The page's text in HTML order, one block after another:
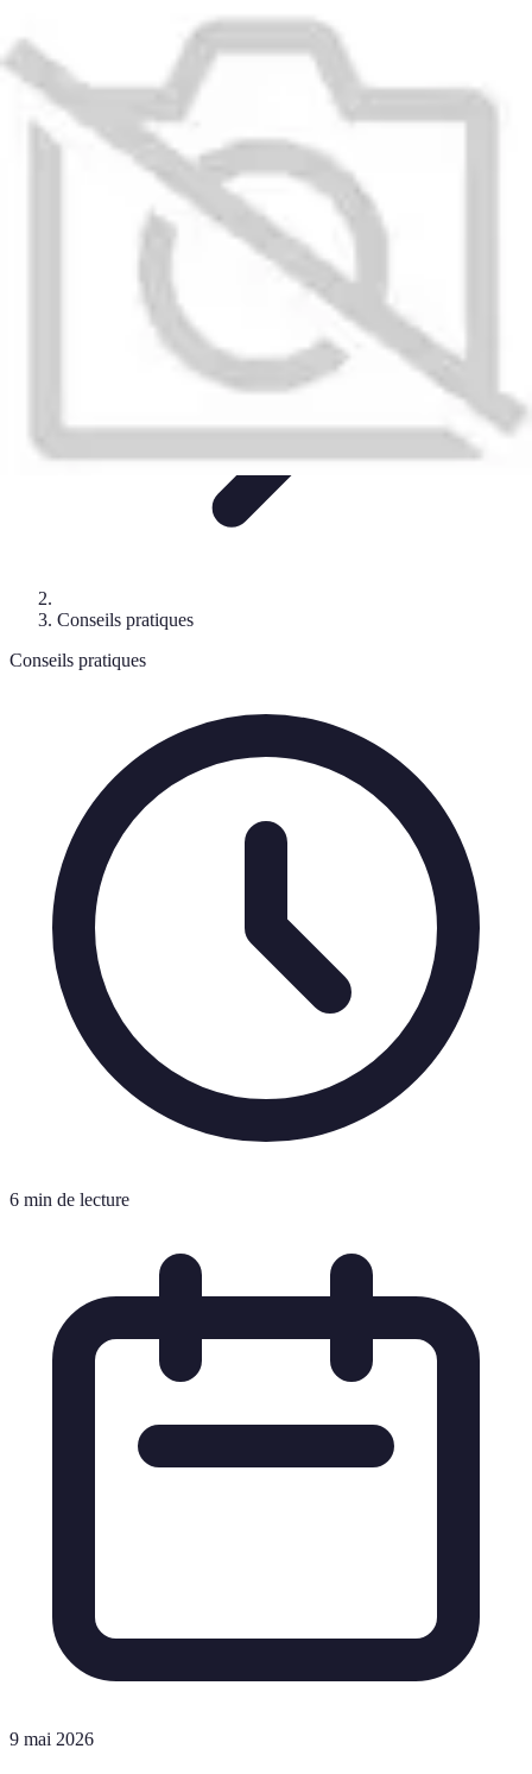
Astuces et Conseils
Choisir un Plombier
plomberie
Conseils Pratiques
Plombier Disponible
Conseils pratiques
Conseils pratiques
6 min de lecture
9 mai 2026